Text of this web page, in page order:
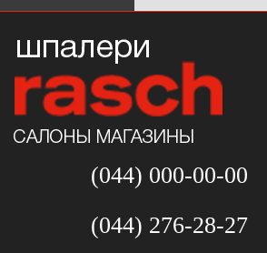
(044) 000-00-00
(044) 276-28-27